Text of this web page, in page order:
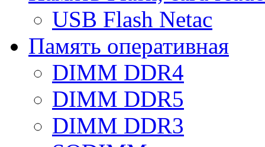
USB Flash Netac
Память оперативная
DIMM DDR4
DIMM DDR5
DIMM DDR3